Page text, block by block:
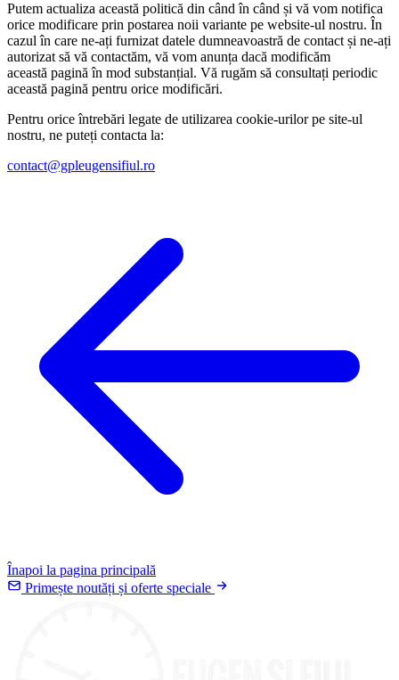
Putem actualiza această politică din când în când și vă vom notifica
orice modificare prin postarea noii variante pe website-ul nostru. În
cazul în care ne-ați furnizat datele dumneavoastră de contact și ne-ați
autorizat să vă contactăm, vă vom anunța dacă modificăm
această pagină în mod substanțial. Vă rugăm să consultați periodic
această pagină pentru orice modificări.
Pentru orice întrebări legate de utilizarea cookie-urilor pe site-ul
nostru, ne puteți contacta la:
contact@gpleugensifiul.ro
Înapoi la pagina principală
Primește noutăți și oferte speciale